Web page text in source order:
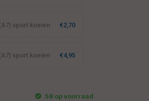
sport koeien €2,70
sport koeien €4,95
58 op voorraad